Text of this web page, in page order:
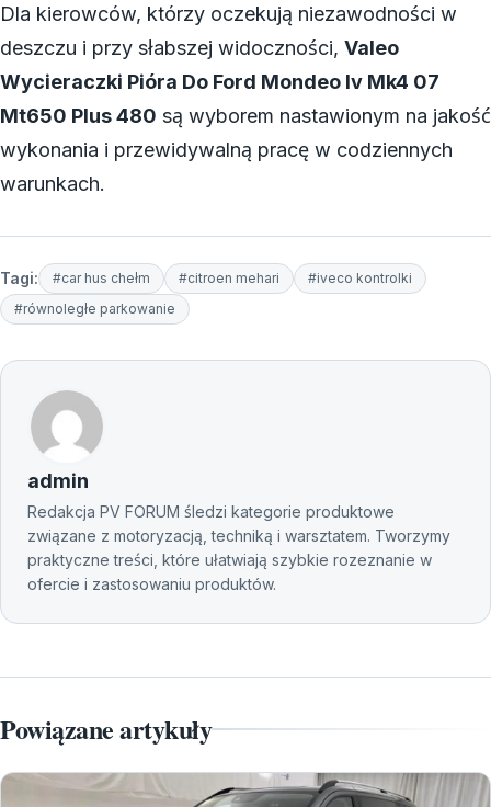
Dla kierowców, którzy oczekują niezawodności w
deszczu i przy słabszej widoczności, Valeo
Wycieraczki Pióra Do Ford Mondeo Iv Mk4 07
Mt650 Plus 480 są wyborem nastawionym na jakość
wykonania i przewidywalną pracę w codziennych
warunkach.
Tagi: #car hus chełm #citroen mehari
#iveco kontrolki
#równoległe parkowanie
admin
Redakcja PV FORUM śledzi kategorie produktowe
związane z motoryzacją, techniką i warsztatem. Tworzymy
praktyczne treści, które ułatwiają szybkie rozeznanie w
ofercie i zastosowaniu produktów.
Powiązane artykuły